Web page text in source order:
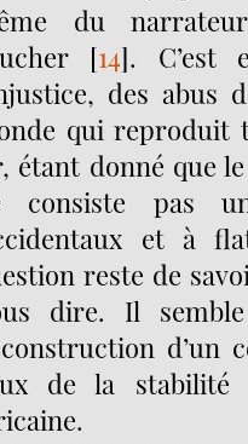
du
[14]. C’est
des abus
qui reproduit
étant donné que
consiste pas
et à
reste de
dire. Il
d’un
de la stabilité